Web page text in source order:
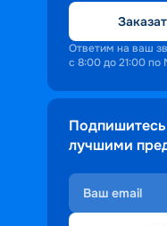
Ответим на ваш
с 8:00 до 21:00
лучшими